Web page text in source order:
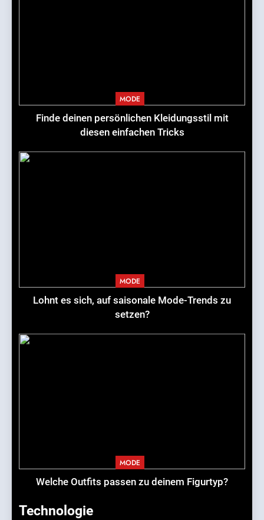
MODE
Finde deinen persönlichen Kleidungsstil mit
diesen einfachen Tricks
MODE
Lohnt es sich, auf saisonale Mode-Trends zu
setzen?
MODE
Welche Outfits passen zu deinem Figurtyp?
Technologie